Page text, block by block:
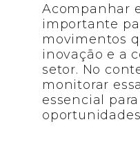
Acompanhar
importante
movimentos
inovação e a
setor. No
monitorar
essencial